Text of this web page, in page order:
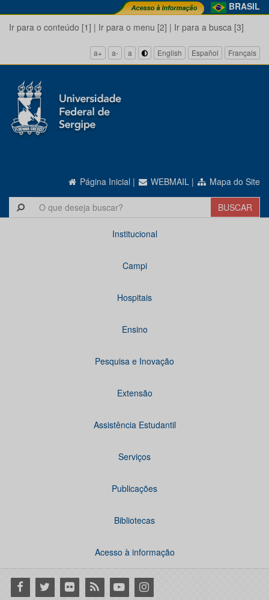
BRASIL
Ir para o conteúdo [1] | Ir para o menu [2] | Ir para a busca [3]
a+ a- a English Español Français
Página Inicial | WEBMAIL | Mapa do Site
Institucional
Campi
Hospitais
Ensino
Pesquisa e Inovação
Extensão
Assistência Estudantil
Serviços
Publicações
Bibliotecas
Acesso à informação
Facebook
Twitter Flickr RSS YoutubeInstagram